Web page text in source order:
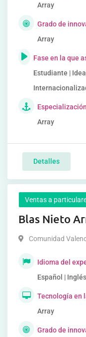
Array
Grado de
Array
Fase en la que
Estudiante |
Array
Detalles
Ventas a
Blas Nieto
Comunidad
Idioma del
Español | Inglés
Tecnología en
Array
Grado de